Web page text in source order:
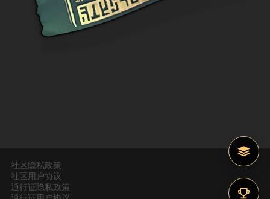
社区隐私政策
社区用户协议
通行证隐私政策